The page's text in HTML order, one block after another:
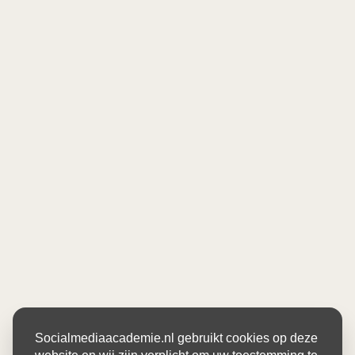
Socialmediaacademie.nl gebruikt cookies op deze